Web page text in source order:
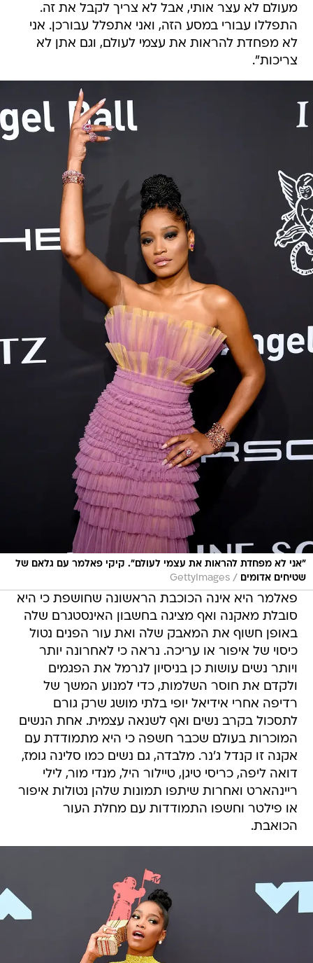
מעולם לא עצר אותי, אבל לא צריך לקבל את זה.
התפללו עבורי במסע הזה, ואני אתפלל עבורכן. אני
לא מפחדת להראות את עצמי לעולם, וגם אתן לא
צריכות".
"אני לא מפחדת להראות את עצמי לעולם". קיקי פאלמר עם גלאם של
שטיחים אדומים /
GettyImages
פאלמר היא אינה הכוכבת הראשונה שחושפת כי היא
סובלת מאקנה ואף מציגה בחשבון האינסטגרם שלה
באופן חשוף את המאבק שלה ואת עור הפנים נטול
כיסוי של איפור או עריכה. נראה כי לאחרונה יותר
ויותר נשים עושות כן בניסיון לנרמל את הפגמים
ולקדם את חוסר השלמות, כדי למנוע המשך של
רדיפה אחרי אידיאל יופי בלתי מושג שרק גורם
לתסכול בקרב נשים ואף לשנאה עצמית. אחת הנשים
המוכרות בעולם שכבר חשפה כי היא מתמודדת עם
אקנה זו קנדל ג'נר. מלבדה, גם נשים כמו סלינה גומז,
דואה ליפה, כריסי טיגן, טיילור היל, מנדי מור, לילי
ריינהארט ואחרות שיתפו תמונות שלהן נטולות איפור
או פילטר וחשפו התמודדות עם מחלת העור
הכואבת.